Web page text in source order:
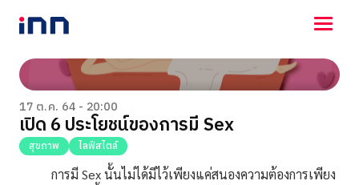
NEWS
ENTERTAINMENT
LIFESTYLE
HOROSCOPE
LOTTERY
17 ต.ค. 64 - 20:00
เปิด 6 ประโยชน์ของการมี Sex
สุขภาพ ไลฟ์สไตล์
การมี Sex นั้นไม่ได้มีไว้เพียงแค่สนองความต้องการเพียง